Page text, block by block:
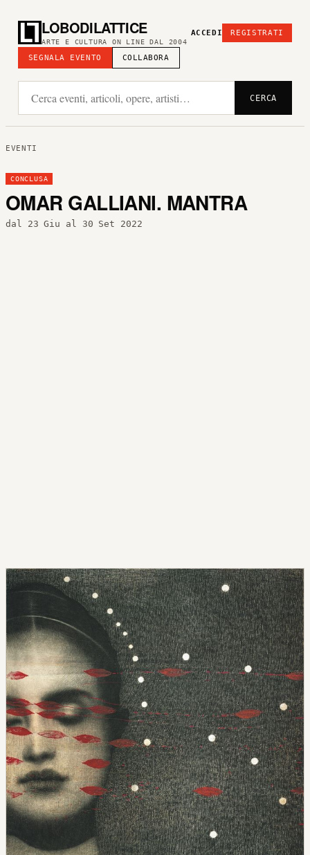
LOBODILATTICE
ARTE E CULTURA ON LINE DAL 2004
SEGNALA EVENTO COLLABORA
ACCEDI REGISTRATI
CERCA
EVENTI
CONCLUSA
OMAR GALLIANI. MANTRA
dal 23 Giu al 30 Set 2022